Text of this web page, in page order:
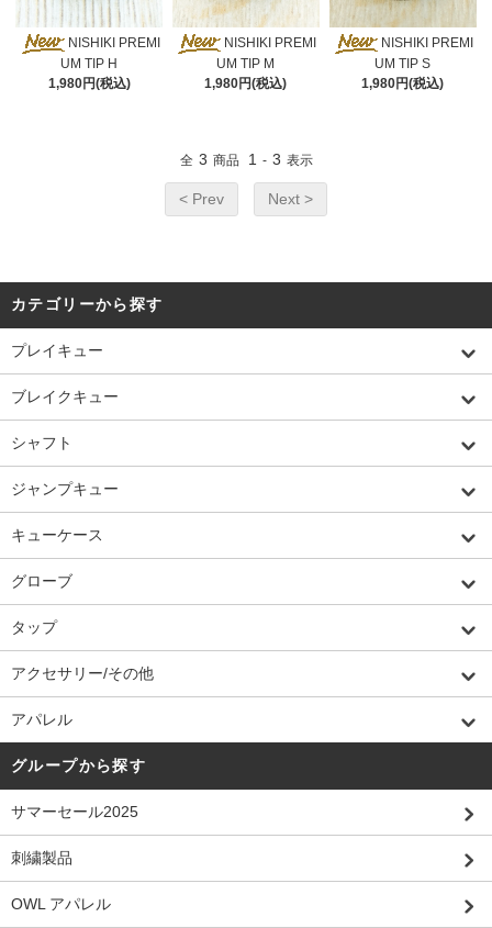
NISHIKI PREMI
UM TIP H
1,980円(税込)
NISHIKI PREMI
UM TIP M
1,980円(税込)
NISHIKI PREMI
UM TIP S
1,980円(税込)
全 3 商品 1 - 3 表示
< Prev Next >
カテゴリーから探す
プレイキュー
ブレイクキュー
シャフト
ジャンプキュー
キューケース
グローブ
タップ
アクセサリー/その他
アパレル
グループから探す
サマーセール2025
刺繍製品
OWL アパレル